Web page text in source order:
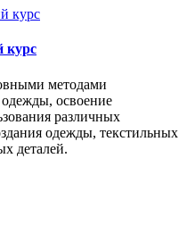
курс
методами
освоение
различных
одежды, текстильных
деталей.